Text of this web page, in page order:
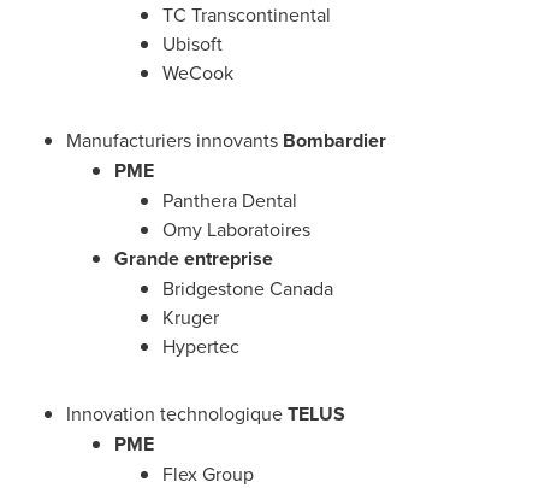
TC Transcontinental
Ubisoft
WeCook
Manufacturiers innovants Bombardier
PME
Panthera Dental
Omy Laboratoires
Grande entreprise
Bridgestone Canada
Kruger
Hypertec
Innovation technologiqueTELUS
PME
Flex Group